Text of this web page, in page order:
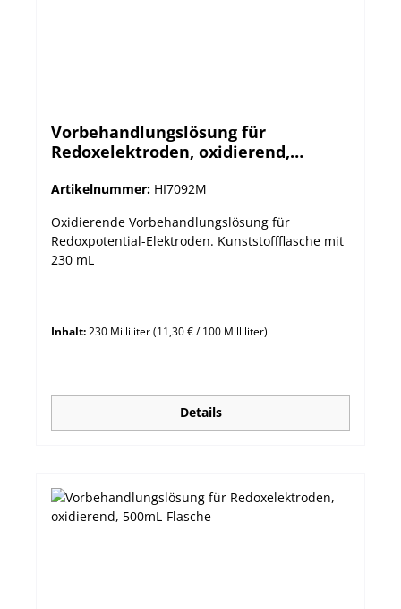
Vorbehandlungslösung für
Redoxelektroden, oxidierend,
Artikelnummer: HI7092M
Oxidierende Vorbehandlungslösung für
Redoxpotential-Elektroden. Kunststoffflasche mit
230 mL
Inhalt:230 Milliliter(11,30 € / 100 Milliliter)
Details